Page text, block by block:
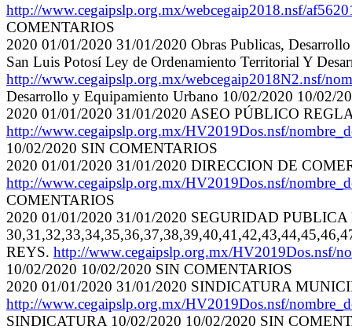
http://www.cegaipslp.org.mx/webcegaip2018.nsf/
COMENTARIOS
2020 01/01/2020 31/01/2020 Obras Publicas,
San Luis Potosí Ley de Ordenamiento Territorial Y
http://www.cegaipslp.org.mx/webcegaip2018N2.nsf/
Desarrollo y Equipamiento Urbano 10/02/2020 10/02/
2020 01/01/2020 31/01/2020 ASEO PÚBLICO
http://www.cegaipslp.org.mx/HV2019Dos.nsf/
10/02/2020 SIN COMENTARIOS
2020 01/01/2020 31/01/2020 DIRECCION DE
http://www.cegaipslp.org.mx/HV2019Dos.nsf/
COMENTARIOS
2020 01/01/2020 31/01/2020 SEGURIDAD
REYS. http://www.cegaipslp.org.mx/HV2019Dos.nsf/
10/02/2020 10/02/2020 SIN COMENTARIOS
2020 01/01/2020 31/01/2020 SINDICATURA
http://www.cegaipslp.org.mx/HV2019Dos.nsf/
SINDICATURA 10/02/2020 10/02/2020 SIN